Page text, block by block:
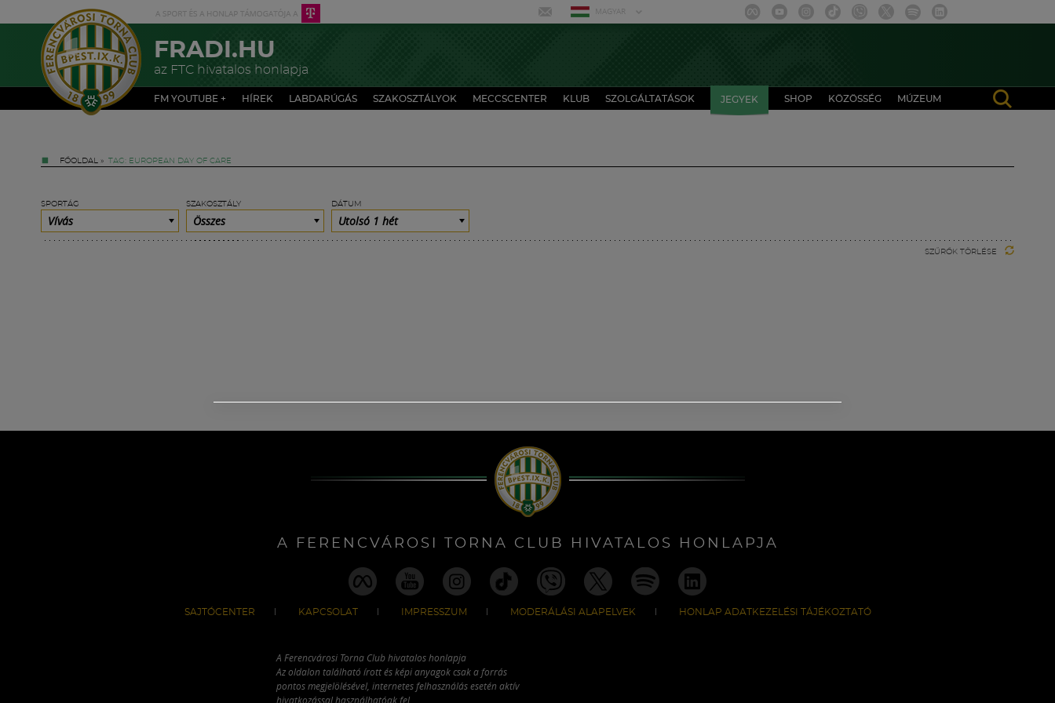
MAGYAR
FRADI.HU
az FTC hivatalos honlapja
FM YOUTUBE + HÍREK LABDARÚGÁS SZAKOSZTÁLYOK MECCSCENTER KLUB SZOLGÁLTATÁSOK JEGYEK SHOP KÖZÖSSÉG MÚZEUM
FŐOLDAL » TAG: EUROPEAN DAY OF CARE
SPORTÁG
Vívás
SZAKOSZTÁLY
Összes
DÁTUM
Utolsó 1 hét
SZŰRŐK TÖRLÉSE
A FERENCVÁROSI TORNA CLUB HIVATALOS HONLAPJA
SAJTÓCENTER KAPCSOLAT IMPRESSZUM MODERÁLÁSI ALAPELVEK HONLAP ADATKEZELÉSI TÁJÉKOZTATÓ
A Ferencvárosi Torna Club hivatalos honlapja
Az oldalon található írott és képi anyagok csak a forrás
pontos megjelölésével, internetes felhasználás esetén aktív
hivatkozással használhatóak fel.